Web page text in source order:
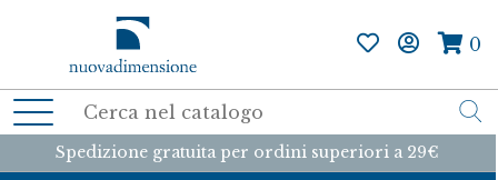
0
Spedizione gratuita per ordini superiori a 29€